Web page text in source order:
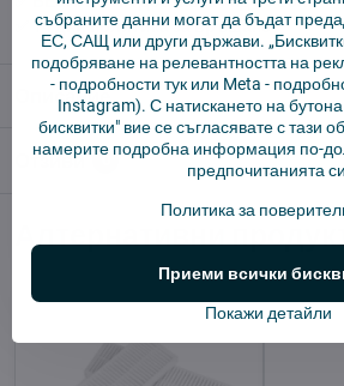
✅ 14 дни политика за връщане
Описание
Отзиви 0
Алтернативни
събраните данни могат да бъдат
ЕС, САЩ или други държави.
подобряване на релевантността на
- подробности тукили Meta -
Instagram). С натискането на
бисквитки" вие се съгласявате с тази
намерите подробна информация по-
предпочитанията
Политика за
Покажи детайли
Приеми всички